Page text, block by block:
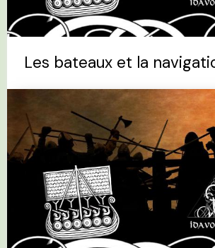
Les bateaux et la